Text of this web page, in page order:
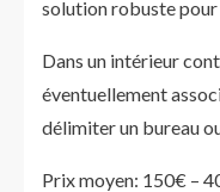
solution robuste pour
Dans un intérieur
éventuellement
délimiter un bureau
Prix moyen: 150€ –